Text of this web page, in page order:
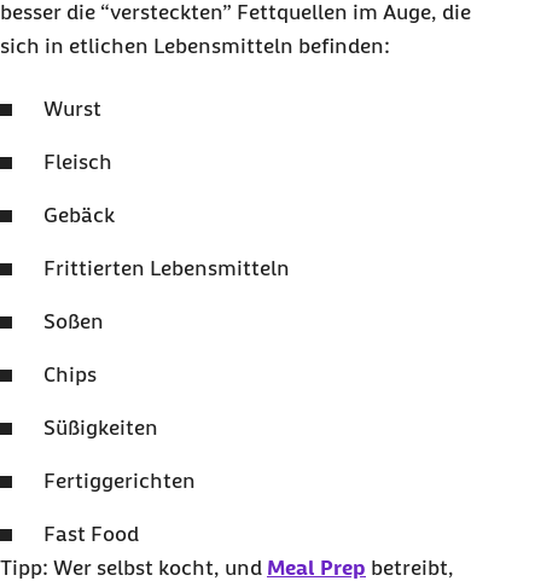
besser die “versteckten” Fettquellen im Auge, die
sich in etlichen Lebensmitteln befinden:
Wurst
Fleisch
Gebäck
Frittierten Lebensmitteln
Soßen
Chips
Süßigkeiten
Fertiggerichten
Fast Food
Tipp: Wer selbst kocht, und Meal Prep betreibt,